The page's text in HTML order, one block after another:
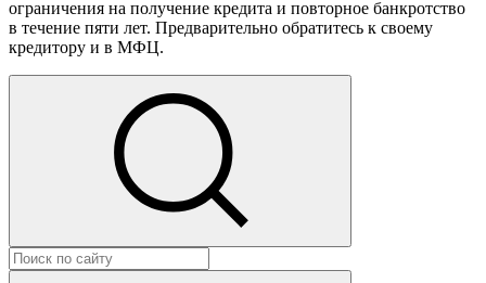
ограничения на получение кредита и повторное банкротство
в течение пяти лет. Предварительно обратитесь к своему
кредитору и в МФЦ.